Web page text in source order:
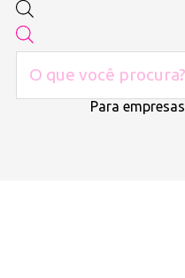
Para empresas